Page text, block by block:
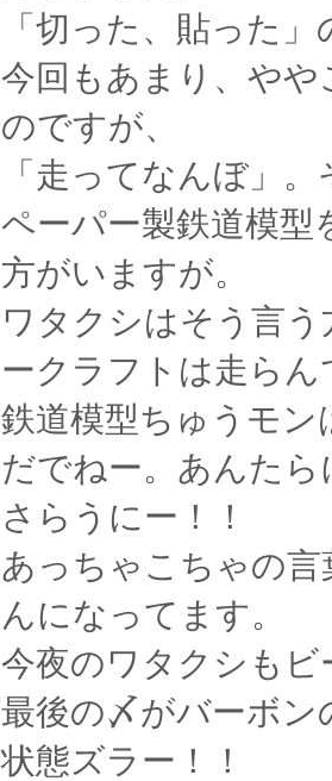
「切った、貼った
今回もあまり、や
のですが、
「走ってなんぼ」
ペーパー製鉄道模
方がいますが。
ワタクシはそう言
ークラフトは走ら
鉄道模型ちゅうモ
だでねー。あんた
さらうにー！！
あっちゃこちゃの
んになってます。
今夜のワタクシも
最後の〆がバーボ
状態ズラー！！